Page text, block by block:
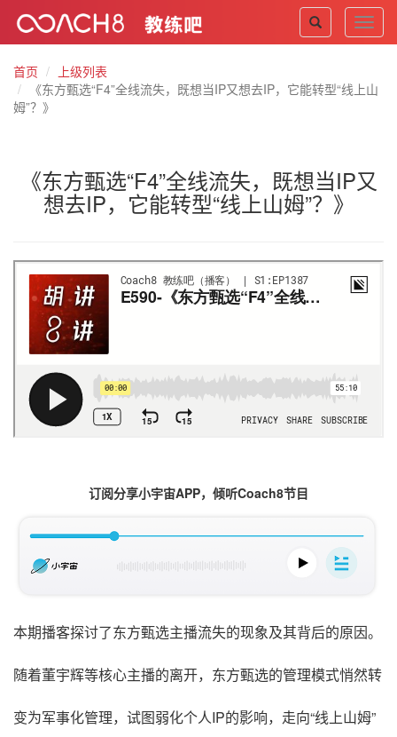
首页
上级列表
《东方甄选“F4”全线流失，既想当IP又想去IP，它能转型“线上山
姆”？》
《东方甄选“F4”全线流失，既想当IP又
想去IP，它能转型“线上山姆”？》
订阅分享小宇宙APP，倾听Coach8节目
本期播客探讨了东方甄选主播流失的现象及其背后的原因。
随着董宇辉等核心主播的离开，东方甄选的管理模式悄然转
变为军事化管理，试图弱化个人IP的影响，走向“线上山姆”